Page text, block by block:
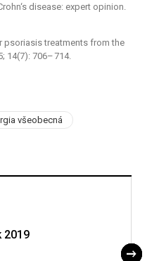
dis­ease: expert opinion.
psoriasis treatments from the
14(7): 706–714.
všeobecná
2019